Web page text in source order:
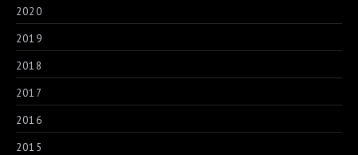
2020
2019
2018
2017
2016
2015